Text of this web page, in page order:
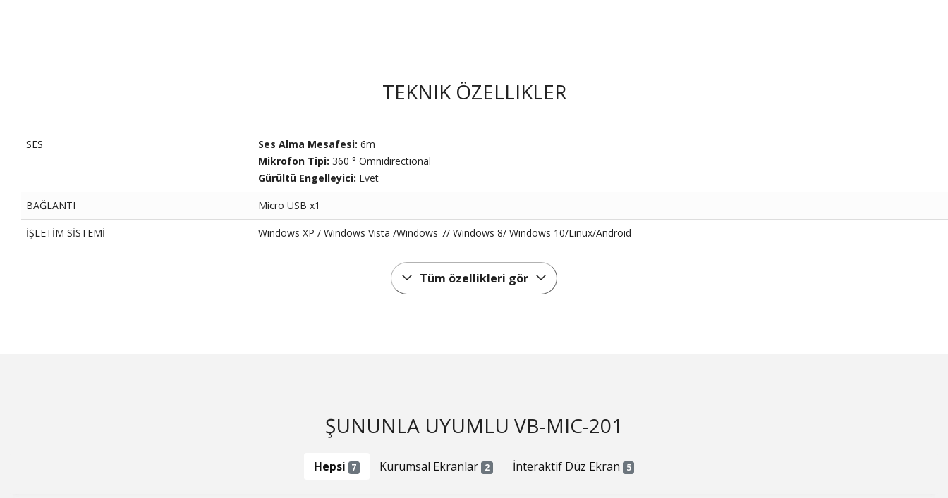
TEKNIK ÖZELLIKLER
SES Ses Alma Mesafesi: 6m
Mikrofon Tipi: 360 ° Omnidirectional
Gürültü Engelleyici: Evet
BAĞLANTI Micro USB x1
İŞLETİM SİSTEMİ Windows XP / Windows Vista /Windows 7/ Windows 8/ Windows 10/Linux/Android
Tüm özellikleri gör
ŞUNUNLA UYUMLU VB-MIC-201
Hepsi 7 Kurumsal Ekranlar 2 İnteraktif Düz Ekran 5